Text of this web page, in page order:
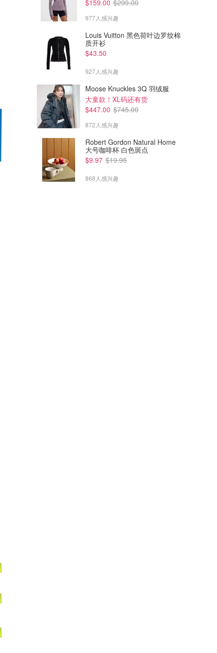
$159.00 $299.00
977人感兴趣
Louis Vuitton 黑色荷叶边罗纹棉
质开衫
$43.50
927人感兴趣
Moose Knuckles 3Q 羽绒服
大童款！XL码还有货
$447.00 $745.00
872人感兴趣
Robert Gordon Natural Home
大号咖啡杯 白色斑点
$9.97 $19.95
868人感兴趣